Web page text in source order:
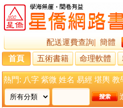
配送運費查詢
簡體
首頁
五術書籍 命理軟體
熱門: 八字 紫微 姓名 易經 堪輿 教